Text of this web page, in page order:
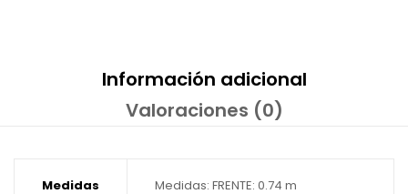
Información adicional
Valoraciones (0)
Medidas
Medidas: FRENTE: 0.74 m